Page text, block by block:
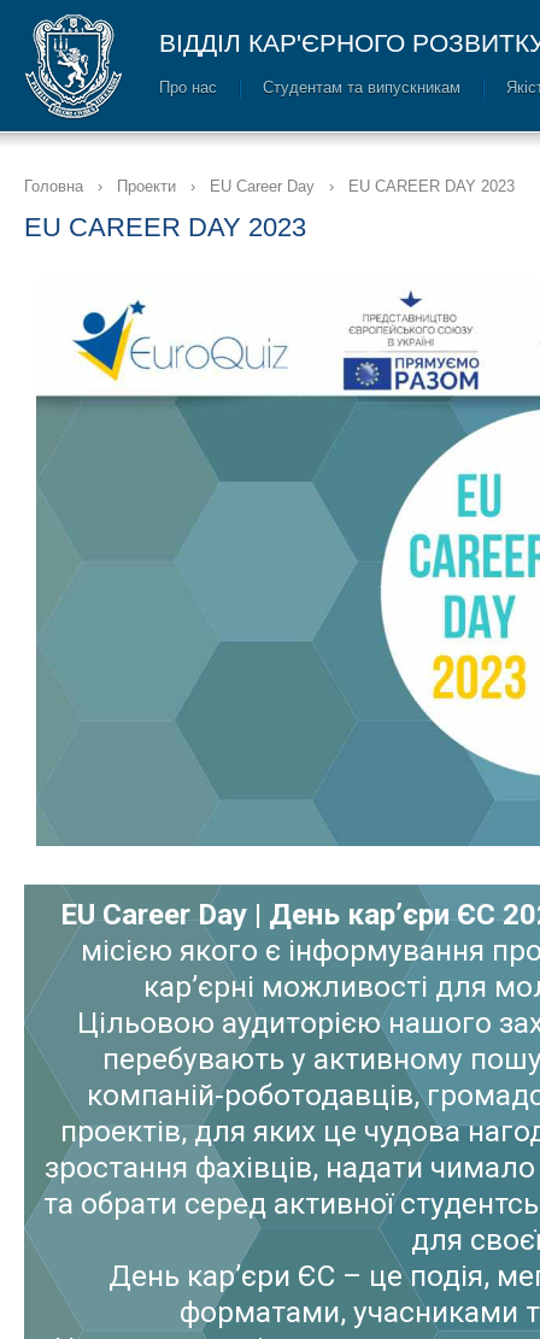
ВІДДІЛ КАР'ЄРНОГО
Про нас Cтудентам та випускникам
Головна › Проекти › EU Career Day › EU CAREER DAY 2023
EU CAREER DAY 2023
EU Career Day | День кар’єри ЄС
місією якого є інформування
кар’єрні можливості для
Цільовою аудиторією нашого
перебувають у активному
компаній-роботодавців,
проектів, для яких це чудова
зростання фахівців, надати
та обрати серед активної
для
День кар’єри ЄС – це подія,
форматами, учасниками